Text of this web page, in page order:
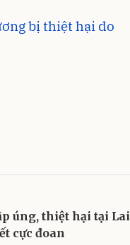
bị thiệt hại do
úng, thiệt hại tại Lai
cực đoan